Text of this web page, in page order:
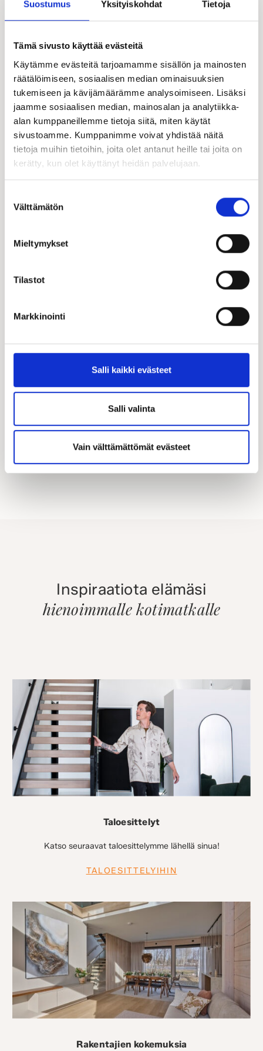
Suostumus Yksityiskohdat Tietoja
Tämä sivusto käyttää evästeitä
Käytämme evästeitä tarjoamamme sisällön ja mainosten
räätälöimiseen, sosiaalisen median ominaisuuksien
tukemiseen ja kävijämäärämme analysoimiseen. Lisäksi
jaamme sosiaalisen median, mainosalan ja analytiikka-
alan kumppaneillemme tietoja siitä, miten käytät
sivustoamme. Kumppanimme voivat yhdistää näitä
tietoja muihin tietoihin, joita olet antanut heille tai joita on
kerätty, kun olet käyttänyt heidän palvelujaan.
valinta
Välttämätön
Mieltymykset
Tilastot
Markkinointi
Salli kaikki evästeet
Salli valinta
Vain välttämättömät evästeet
Hyödynnä Kastellin tarjoamat merkittävät
kampanjamme.
KATSO KAIKKI KAMPANJAT
Inspiraatiota elämäsi
hienoimmalle kotimatkalle
Taloesittelyt
Katso seuraavat taloesittelymme lähellä sinua!
TALOESITTELYIHIN
Rakentajien kokemuksia